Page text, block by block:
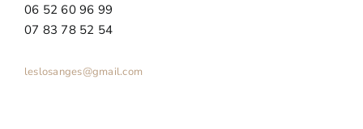
06 52 60 96 99
07 83 78 52 54
leslosanges@gmail.com